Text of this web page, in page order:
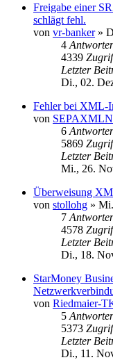
Freigabe einer
schlägt fehl.
von vr-banker»
4
4339
Letzter
Di., 02.
Fehler bei XML-
von
6
5869
Letzter
Mi., 26.
Überweisung
von stollohg »
7
4578
Letzter
Di., 18.
StarMoney
von Riedmaier-
5
5373
Letzter
Di., 11.